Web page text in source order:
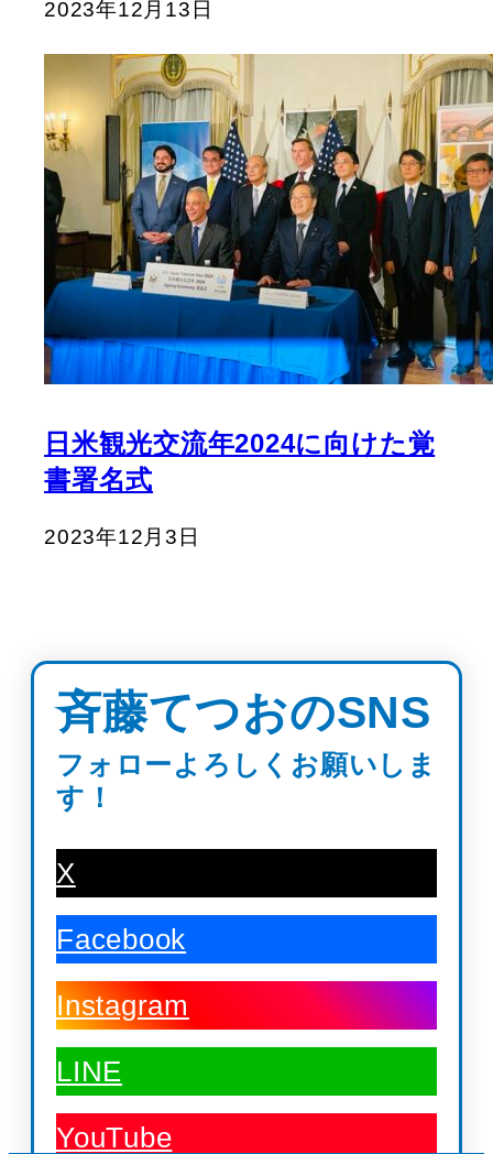
2023年12月13日
日米観光交流年2024に向けた覚
書署名式
2023年12月3日
斉藤てつおのSNS
フォローよろしくお願いしま
す！
X
Facebook
Instagram
LINE
YouTube